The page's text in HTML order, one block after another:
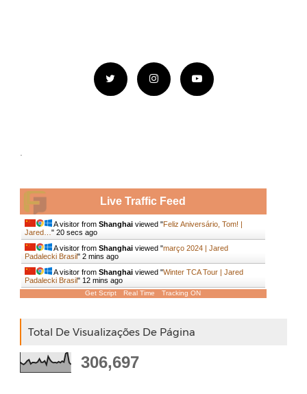
Live Traffic Feed
A visitor from Shanghaiviewed "Feliz Aniversário, Tom! |
Jared… " 21 secs ago
A visitor from Shanghaiviewed "março 2024 | Jared
Padalecki Brasil" 2 mins ago
A visitor from Shanghaiviewed "Winter TCA Tour | Jared
Padalecki Brasil" 12 mins ago
Get Script Real Time Tracking ON
Total De Visualizações De Página
306,697